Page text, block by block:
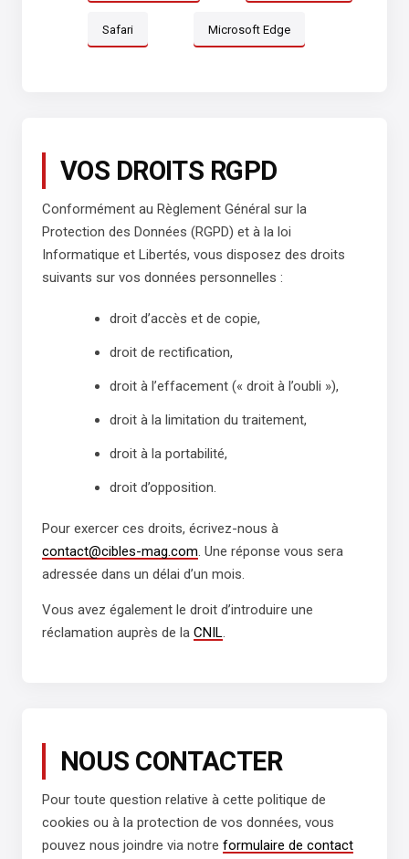
Safari Microsoft Edge
VOS DROITS RGPD
Conformément au Règlement Général sur la
Protection des Données (RGPD) et à la loi
Informatique et Libertés, vous disposez des droits
suivants sur vos données personnelles :
droit d’accès et de copie,
droit de rectification,
droit à l’effacement (« droit à l’oubli »),
droit à la limitation du traitement,
droit à la portabilité,
droit d’opposition.
Pour exercer ces droits, écrivez-nous à
contact@cibles-mag.com. Une réponse vous sera
adressée dans un délai d’un mois.
Vous avez également le droit d’introduire une
réclamation auprès de la CNIL.
NOUS CONTACTER
Pour toute question relative à cette politique de
cookies ou à la protection de vos données, vous
pouvez nous joindre via notre formulaire de contact